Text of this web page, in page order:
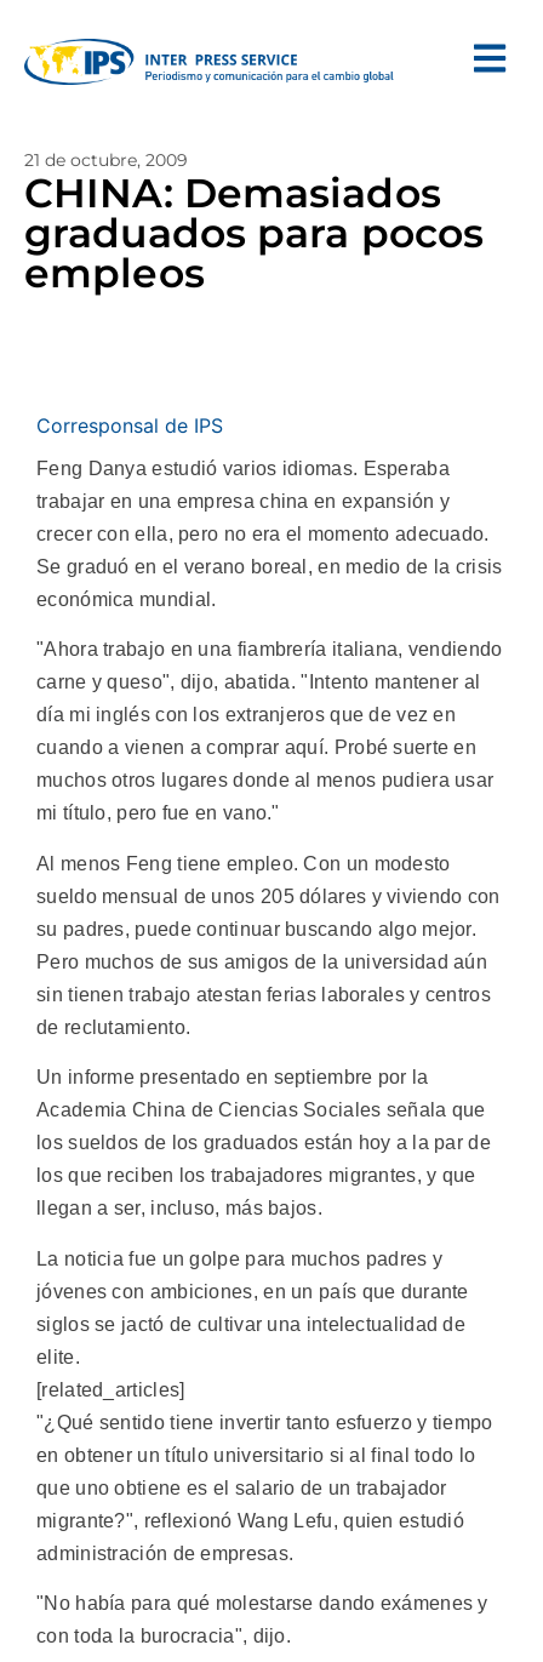
21 de octubre, 2009
CHINA: Demasiados
graduados para pocos
empleos
Corresponsal de IPS
Feng Danya estudió varios idiomas. Esperaba
trabajar en una empresa china en expansión y
crecer con ella, pero no era el momento adecuado.
Se graduó en el verano boreal, en medio de la crisis
económica mundial.
"Ahora trabajo en una fiambrería italiana, vendiendo
carne y queso", dijo, abatida. "Intento mantener al
día mi inglés con los extranjeros que de vez en
cuando a vienen a comprar aquí. Probé suerte en
muchos otros lugares donde al menos pudiera usar
mi título, pero fue en vano."
Al menos Feng tiene empleo. Con un modesto
sueldo mensual de unos 205 dólares y viviendo con
su padres, puede continuar buscando algo mejor.
Pero muchos de sus amigos de la universidad aún
sin tienen trabajo atestan ferias laborales y centros
de reclutamiento.
Un informe presentado en septiembre por la
Academia China de Ciencias Sociales señala que
los sueldos de los graduados están hoy a la par de
los que reciben los trabajadores migrantes, y que
llegan a ser, incluso, más bajos.
La noticia fue un golpe para muchos padres y
jóvenes con ambiciones, en un país que durante
siglos se jactó de cultivar una intelectualidad de
elite.
[related_articles]
"¿Qué sentido tiene invertir tanto esfuerzo y tiempo
en obtener un título universitario si al final todo lo
que uno obtiene es el salario de un trabajador
migrante?", reflexionó Wang Lefu, quien estudió
administración de empresas.
"No había para qué molestarse dando exámenes y
con toda la burocracia", dijo.